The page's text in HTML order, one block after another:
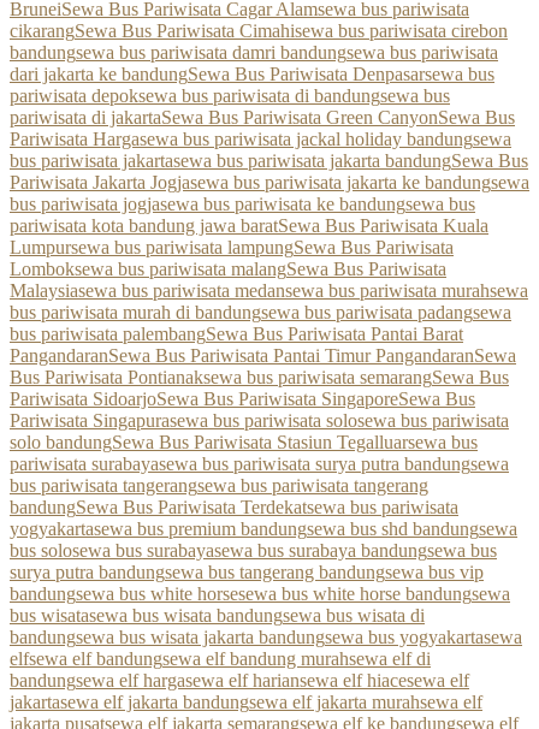
BruneiSewa Bus Pariwisata Cagar Alamsewa bus pariwisata
cikarangSewa Bus Pariwisata Cimahisewa bus pariwisata cirebon
bandungsewa bus pariwisata damri bandungsewa bus pariwisata
dari jakarta ke bandungSewa Bus Pariwisata Denpasarsewa bus
pariwisata depoksewa bus pariwisata di bandungsewa bus
pariwisata di jakartaSewa Bus Pariwisata Green CanyonSewa Bus
Pariwisata Hargasewa bus pariwisata jackal holiday bandungsewa
bus pariwisata jakartasewa bus pariwisata jakarta bandungSewa Bus
Pariwisata Jakarta Jogjasewa bus pariwisata jakarta ke bandungsewa
bus pariwisata jogjasewa bus pariwisata ke bandungsewa bus
pariwisata kota bandung jawa baratSewa Bus Pariwisata Kuala
Lumpursewa bus pariwisata lampungSewa Bus Pariwisata
Lomboksewa bus pariwisata malangSewa Bus Pariwisata
Malaysiasewa bus pariwisata medansewa bus pariwisata murahsewa
bus pariwisata murah di bandungsewa bus pariwisata padangsewa
bus pariwisata palembangSewa Bus Pariwisata Pantai Barat
PangandaranSewa Bus Pariwisata Pantai Timur PangandaranSewa
Bus Pariwisata Pontianaksewa bus pariwisata semarangSewa Bus
Pariwisata SidoarjoSewa Bus Pariwisata SingaporeSewa Bus
Pariwisata Singapurasewa bus pariwisata solosewa bus pariwisata
solo bandungSewa Bus Pariwisata Stasiun Tegalluarsewa bus
pariwisata surabayasewa bus pariwisata surya putra bandungsewa
bus pariwisata tangerangsewa bus pariwisata tangerang
bandungSewa Bus Pariwisata Terdekatsewa bus pariwisata
yogyakartasewa bus premium bandungsewa bus shd bandungsewa
bus solosewa bus surabayasewa bus surabaya bandungsewa bus
surya putra bandungsewa bus tangerang bandungsewa bus vip
bandungsewa bus white horsesewa bus white horse bandungsewa
bus wisatasewa bus wisata bandungsewa bus wisata di
bandungsewa bus wisata jakarta bandungsewa bus yogyakartasewa
elfsewa elf bandungsewa elf bandung murahsewa elf di
bandungsewa elf hargasewa elf hariansewa elf hiacesewa elf
jakartasewa elf jakarta bandungsewa elf jakarta murahsewa elf
jakarta pusatsewa elf jakarta semarangsewa elf ke bandungsewa elf